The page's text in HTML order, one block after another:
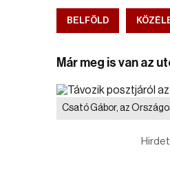
BELFÖLD
Már meg is van az
Csató Gábor, az